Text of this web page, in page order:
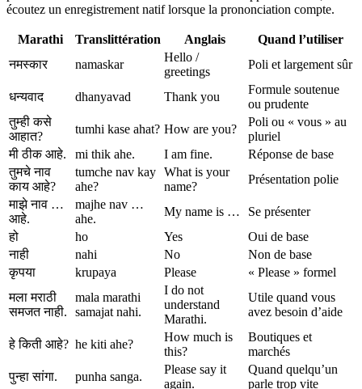
écoutez un enregistrement natif lorsque la prononciation compte.
Marathi Translittération Anglais
Quand l’utiliser
नमस्कार
namaskar
Hello /
greetings
Poli et largement sûr
धन्यवाद dhanyavad Thank you
Formule soutenue
ou prudente
तुम्ही कसे
आहात?
tumhi kase ahat? How are you?
Poli ou « vous » au
pluriel
मी ठीक आहे.
mi thik ahe. I am fine.
Réponse de base
तुमचे नाव
काय आहे?
tumche nav kay
ahe?
What is your
name?
Présentation polie
माझे नाव …
आहे.
majhe nav …
ahe.
My name is …
Se présenter
हो
ho Yes
Oui de base
नाही
nahi No
Non de base
कृपया
krupaya Please
« Please » formel
मला मराठी
समजत नाही.
mala marathi
samajat nahi.
I do not
understand
Marathi.
Utile quand vous
avez besoin d’aide
हे किती आहे? he kiti ahe?
How much is
this?
Boutiques et
marchés
पुन्हा सांगा.
punha sanga.
Please say it
again.
Quand quelqu’un
parle trop vite